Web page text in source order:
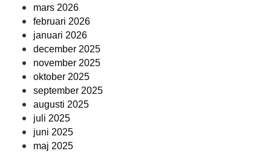
mars 2026
februari 2026
januari 2026
december 2025
november 2025
oktober 2025
september 2025
augusti 2025
juli 2025
juni 2025
maj 2025